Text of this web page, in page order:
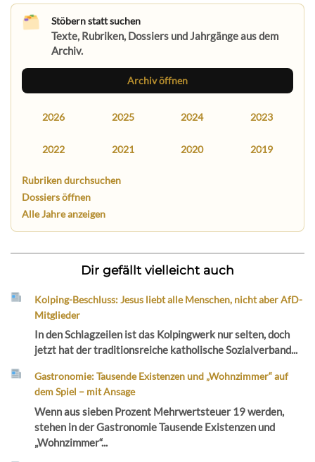
Stöbern statt suchen
Texte, Rubriken, Dossiers und Jahrgänge aus dem
Archiv.
Archiv öffnen
2026 2025 2024 2023
2022 2021 2020 2019
Rubriken durchsuchen
Dossiers öffnen
Alle Jahre anzeigen
Dir gefällt vielleicht auch
Kolping-Beschluss: Jesus liebt alle Menschen, nicht aber AfD-
Mitglieder
In den Schlagzeilen ist das Kolpingwerk nur selten, doch
jetzt hat der traditionsreiche katholische Sozialverband...
Gastronomie: Tausende Existenzen und „Wohnzimmer“ auf
dem Spiel – mit Ansage
Wenn aus sieben Prozent Mehrwertsteuer 19 werden,
stehen in der Gastronomie Tausende Existenzen und
„Wohnzimmer“...